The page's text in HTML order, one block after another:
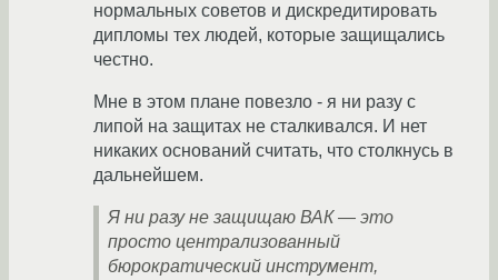
нормальных советов и дискредитировать
дипломы тех людей, которые защищались
честно.
Мне в этом плане повезло - я ни разу с
липой на защитах не сталкивался. И нет
никаких оснований считать, что столкнусь в
дальнейшем.
Я ни разу не защищаю ВАК — это
просто централизованный
бюрократический инструмент,